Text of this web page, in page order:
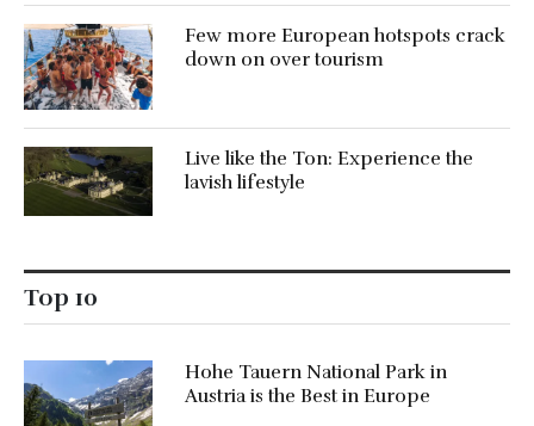
Few more European hotspots crack
down on over tourism
Live like the Ton: Experience the
lavish lifestyle
Top 10
Hohe Tauern National Park in
Austria is the Best in Europe